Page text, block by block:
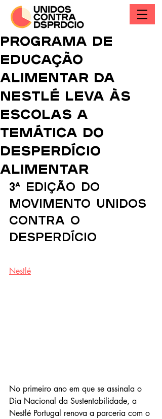
Programa de
educação
alimentar da
Nestlé leva às
escolas a
temática do
desperdício
alimentar
3ª Edição do
Movimento Unidos
Contra o
Desperdício
Nestlé
No primeiro ano em que se assinala o
Dia Nacional da Sustentabilidade, a
Nestlé Portugal renova a parceria com o